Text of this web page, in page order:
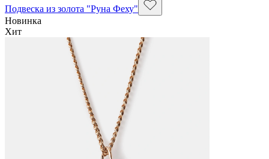
Подвеска из золота "Руна Феху"
Новинка
Хит